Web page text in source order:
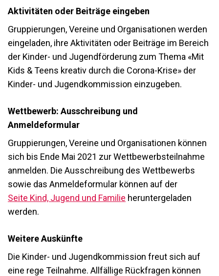
Aktivitäten oder Beiträge eingeben
Gruppierungen, Vereine und Organisationen werden
eingeladen, ihre Aktivitäten oder Beiträge im Bereich
der Kinder- und Jugendförderung zum Thema «Mit
Kids & Teens kreativ durch die Corona-Krise» der
Kinder- und Jugendkommission einzugeben.
Wettbewerb: Ausschreibung und
Anmeldeformular
Gruppierungen, Vereine und Organisationen können
sich bis Ende Mai 2021 zur Wettbewerbsteilnahme
anmelden. Die Ausschreibung des Wettbewerbs
sowie das Anmeldeformular können auf der
Seite Kind, Jugend und Familie heruntergeladen
werden.
Weitere Auskünfte
Die Kinder- und Jugendkommission freut sich auf
eine rege Teilnahme. Allfällige Rückfragen können